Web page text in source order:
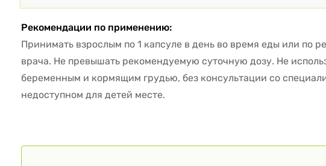
Рекомендации по применению:
Принимать взрослым по 1 капсуле в день во время еды или по
врача. Не превышать рекомендуемую суточную дозу. Не
беременным и кормящим грудью, без консультации со
недоступном для детей месте.